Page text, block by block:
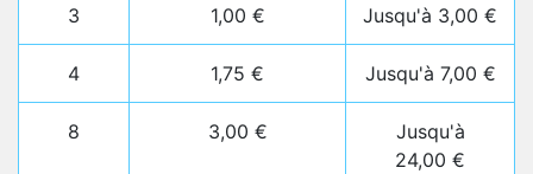
3 1,00 € Jusqu'à 3,00 €
4 1,75 € Jusqu'à 7,00 €
8 3,00 €
Jusqu'à
24,00 €